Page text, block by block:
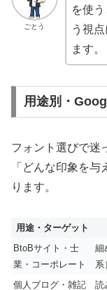
ごとう
を使
う視
ます。
用途別・
フォント選びで迷
「どんな印象を
ります。
用途・ターゲット
BtoBサイト・士
業・コーポレート
細
系
個人ブログ・雑記
読